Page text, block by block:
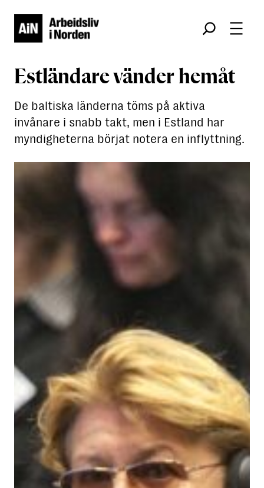
Søk
Estländare vänder hemåt
De baltiska länderna töms på aktiva
invånare i snabb takt, men i Estland har
myndigheterna börjat notera en inflyttning.